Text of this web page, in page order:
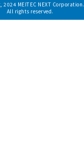
2024 MEITEC NEXT Corporation.
All rights reserved.